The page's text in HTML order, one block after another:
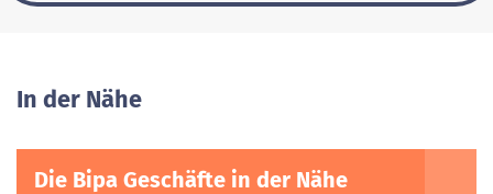
In der Nähe
Die Bipa Geschäfte in der Nähe